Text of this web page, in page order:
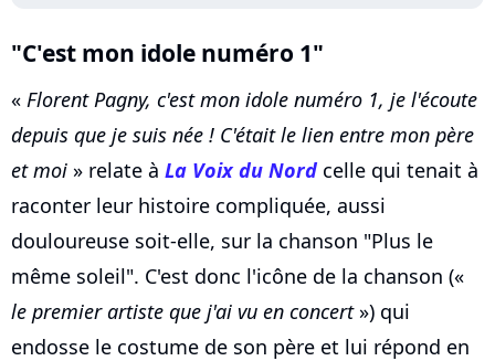
"C'est mon idole numéro 1"
« Florent Pagny, c'est mon idole numéro 1, je l'écoute
depuis que je suis née ! C'était le lien entre mon père
et moi » relate à La Voix du Nord celle qui tenait à
raconter leur histoire compliquée, aussi
douloureuse soit-elle, sur la chanson "Plus le
même soleil". C'est donc l'icône de la chanson («
le premier artiste que j'ai vu en concert») qui
endosse le costume de son père et lui répond en